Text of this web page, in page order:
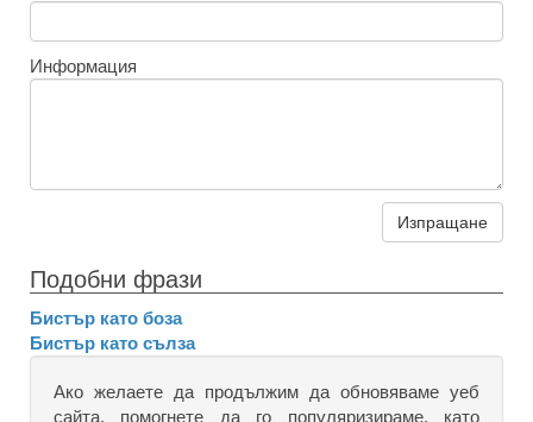
Информация
Изпращане
Подобни фрази
Бистър като боза
Бистър като сълза
Ако желаете да продължим да обновяваме уеб
сайта, помогнете да го популяризираме, като